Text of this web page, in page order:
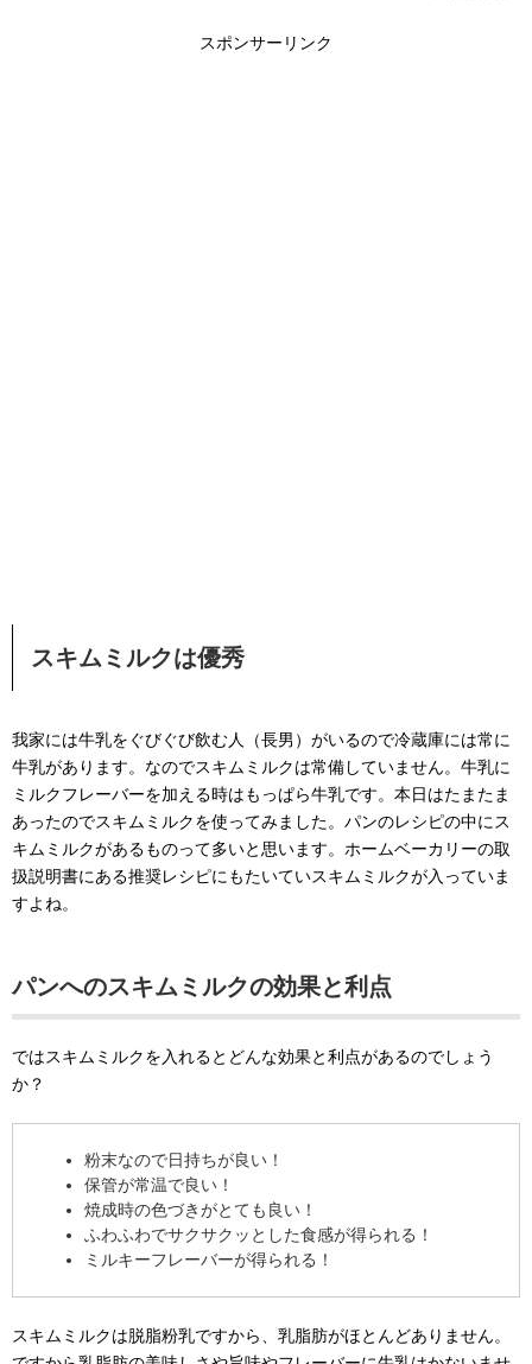
スポンサーリンク
スキムミルクは優秀
我家には牛乳をぐびぐび飲む人（長男）がいるので冷蔵庫には常に
牛乳があります。なのでスキムミルクは常備していません。牛乳に
ミルクフレーバーを加える時はもっぱら牛乳です。本日はたまたま
あったのでスキムミルクを使ってみました。パンのレシピの中にス
キムミルクがあるものって多いと思います。ホームベーカリーの取
扱説明書にある推奨レシピにもたいていスキムミルクが入っていま
すよね。
パンへのスキムミルクの効果と利点
ではスキムミルクを入れるとどんな効果と利点があるのでしょう
か？
粉末なので日持ちが良い！
保管が常温で良い！
焼成時の色づきがとても良い！
ふわふわでサクサクッとした食感が得られる！
ミルキーフレーバーが得られる！
スキムミルクは脱脂粉乳ですから、乳脂肪がほとんどありません。